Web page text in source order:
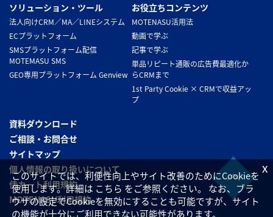
ソリューション・ツール
法人向けCRM／MA／LINEシステム
ECプラットフォーム
SMSプラットフォーム配信
MOTEMASU SMS
GEO専用プラットフォーム Genview
お役立ちコンテンツ
MOTENASU活用法
動画で学ぶ
記事で学ぶ
単品リピート通販の広告費最適化か
らCRMまで
1st Party Cookie × CRMで収益アッ
プ
資料ダウンロード
ご相談・お問合せ
サイトマップ
個人情報の取り扱いについて
侍カート利用規約
MOTENASU利用規約
このサイトでは、利便性向上やサイト改善のためにCookieを
使用します。詳細は こちら をご参照ください。 なお、ブラ
ウザの設定でCookieを無効にすることも可能ですが、サイト
の機能が十分にご利用できない可能性があります。
x